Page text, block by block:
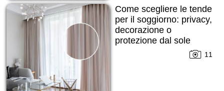
Come scegliere le tende
per il soggiorno: privacy,
decorazione o
protezione dal sole
11